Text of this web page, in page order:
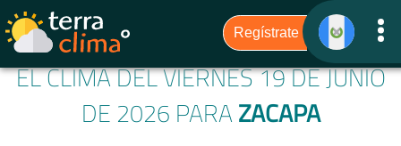
EL CLIMA DEL VIERNES 19 DE JUNIO
DE 2026 PARA ZACAPA